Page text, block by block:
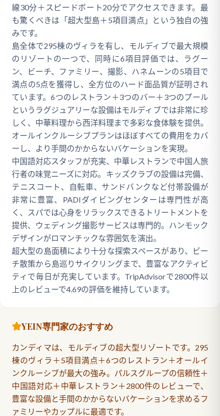
線30分＋スピードボート20分でアクセスできます。最
も驚くべきは「超大型島＋5項目満点」という独自の強
みです。
島全体で295棟のヴィラを有し、モルディブで最大規模
のリゾートの一つで、同時に6項目評価では、ラグー
ン、ビーチ、ファミリー、撮影、ハネムーンの5項目で
満点の5点を獲得し、全方位のハード面品質が証明され
ています。6つのレストラン＋3つのバー＋3つのプール
というラグジュアリーな設備はモルディブでは非常に珍
しく、中華料理から西洋料理まで多彩な食体験を提供。
オールインクルーシブプランはほぼすべての費用をカバ
ーし、より手間のかからないバケーションを実現。
中国語対応スタッフが充実、中華レストランで中国人旅
行者の味覚ニーズに対応。キッズクラブの設備は完備、
テニスコート、自転車、サンドバンクなど付帯設備が
非常に豊富、PADIダイビングセンターは専門性が高
く、スパでは心身をリラックスできるトリートメントを
提供、ウェディング撮影サービスは専門的。ハンモック
デザインがロマンチックな雰囲気を演出。
超大型の島面積により十分な探索スペースがあり、ビー
チ散策から島巡りサイクリングまで、豊富なアクティビ
ティで毎日が充実しています。TripAdvisorで2800件以
上のレビューで4.69の評価を維持しています。
YEIN専門家のおすすめ
カンディマは、モルディブの超大型リゾートです。295
棟のヴィラ＋5項目満点＋6つのレストラン＋オールイ
ンクルーシブが最大の強み。パルスグループの信頼性＋
中国語対応＋中華レストラン＋2800件のレビューで、
豊富な設備と手間のかからないバケーションを求めるフ
ァミリーやカップルに最適です。